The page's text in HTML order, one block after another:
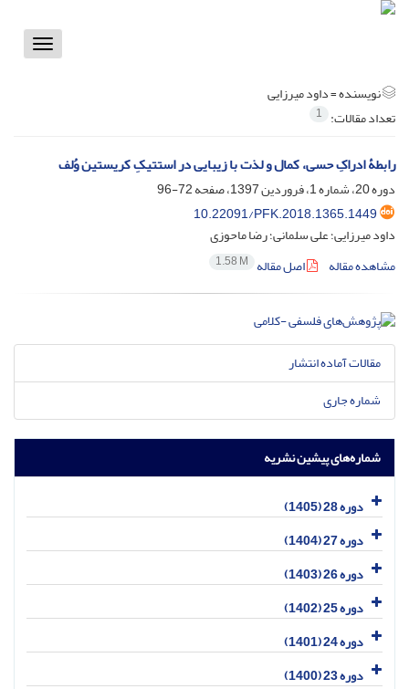
Toggle
نویسنده =داود میرزایی
تعداد مقالات: 1
رابطۀ ادراکِ حسی، کمال و لذت با زیبایی در استتیکِ کریستین وُلف
دوره 20، شماره 1، فروردین 1397، صفحه
72-96
10.22091/PFK.2018.1365.1449
داود میرزایی؛ علی سلمانی؛ رضا ماحوزی
مشاهده مقاله
اصل مقاله 1.58 M
مقالات آماده انتشار
شماره جاری
شماره‌های پیشین نشریه
دوره 28 (1405)
دوره 27 (1404)
دوره 26 (1403)
دوره 25 (1402)
دوره 24 (1401)
دوره 23 (1400)